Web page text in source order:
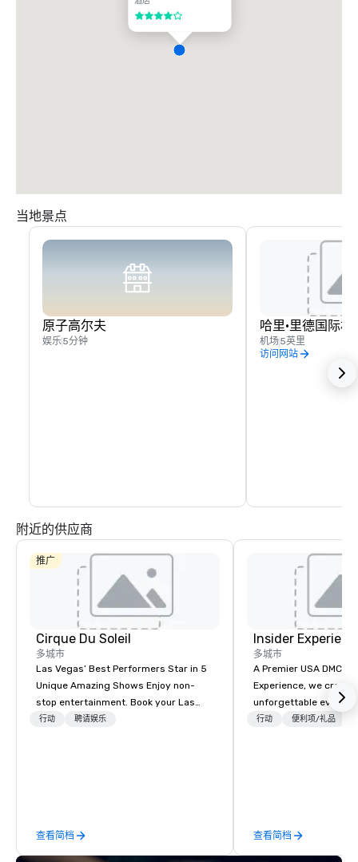
4/5
当地景点
原子高尔夫
娱乐5分钟
哈里·里德国际机
机场5英里
访问网站
附近的供应商
推广
Cirque Du Soleil
多城市
Las Vegas’ Best Performers Star in 5
Unique Amazing Shows Enjoy non-
stop entertainment. Book your Las
Vegas show tickets.
行动 聘请娱乐
查看简档
Insider
多城市
A Premier USA DMC Partner
Experience, we create
unforgettable events
access to premium
times, all-inclusive
turnarounds, strong
行动 便利项/礼品
查看简档